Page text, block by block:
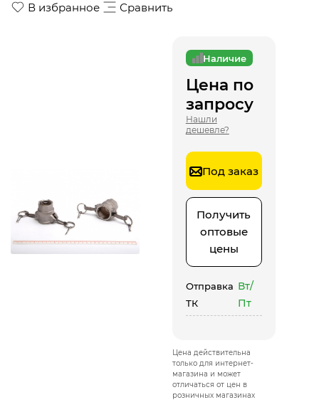
В избранное Сравнить
Наличие
Цена по
запросу
Нашли
дешевле?
Под заказ
Получить
оптовые
цены
Отправка
ТК
Вт/
Пт
Цена действительна
только для интернет-
магазина и может
отличаться от цен в
розничных магазинах